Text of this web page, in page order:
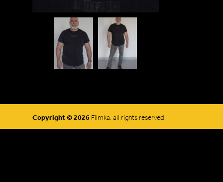
Copyright © 2026 Filmka, all rights reserved.